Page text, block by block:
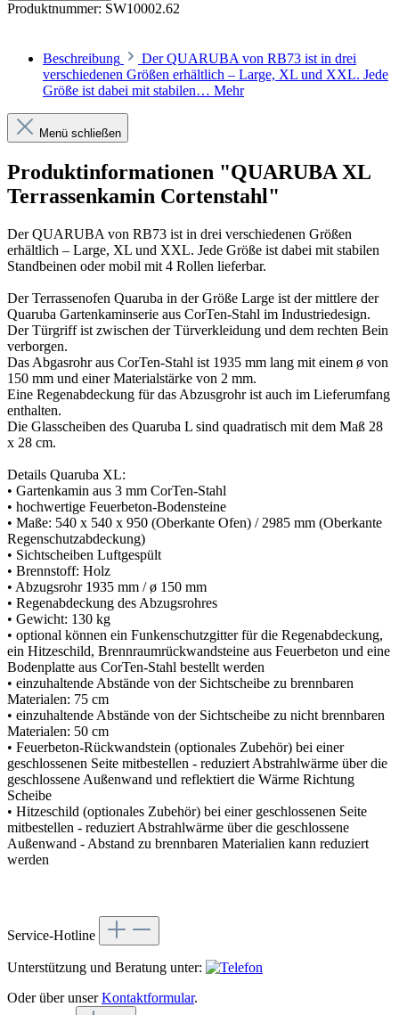
Produktnummer: SW10002.62
Beschreibung
Der QUARUBA von RB73 ist in drei
verschiedenen Größen erhältlich – Large, XL und XXL. Jede
Größe ist dabei mit stabilen… Mehr
Menü schließen
Produktinformationen "QUARUBA XL
Terrassenkamin Cortenstahl"
Der QUARUBA von RB73 ist in drei verschiedenen Größen
erhältlich – Large, XL und XXL. Jede Größe ist dabei mit stabilen
Standbeinen oder mobil mit 4 Rollen lieferbar.
Der Terrassenofen Quaruba in der Größe Large ist der mittlere der
Quaruba Gartenkaminserie aus CorTen-Stahl im Industriedesign.
Der Türgriff ist zwischen der Türverkleidung und dem rechten Bein
verborgen.
Das Abgasrohr aus CorTen-Stahl ist 1935 mm lang mit einem ø von
150 mm und einer Materialstärke von 2 mm.
Eine Regenabdeckung für das Abzusgrohr ist auch im Lieferumfang
enthalten.
Die Glasscheiben des Quaruba L sind quadratisch mit dem Maß 28
x 28 cm.
Details Quaruba XL:
• Gartenkamin aus 3 mm CorTen-Stahl
• hochwertige Feuerbeton-Bodensteine
• Maße: 540 x 540 x 950 (Oberkante Ofen) / 2985 mm (Oberkante
Regenschutzabdeckung)
• Sichtscheiben Luftgespült
• Brennstoff: Holz
• Abzugsrohr 1935 mm / ø 150 mm
• Regenabdeckung des Abzugsrohres
• Gewicht: 130 kg
• optional können ein Funkenschutzgitter für die Regenabdeckung,
ein Hitzeschild, Brennraumrückwandsteine aus Feuerbeton und eine
Bodenplatte aus CorTen-Stahl bestellt werden
• einzuhaltende Abstände von der Sichtscheibe zu brennbaren
Materialen: 75 cm
• einzuhaltende Abstände von der Sichtscheibe zu nicht brennbaren
Materialen: 50 cm
• Feuerbeton-Rückwandstein (optionales Zubehör) bei einer
geschlossenen Seite mitbestellen - reduziert Abstrahlwärme über die
geschlossene Außenwand und reflektiert die Wärme Richtung
Scheibe
• Hitzeschild (optionales Zubehör) bei einer geschlossenen Seite
mitbestellen - reduziert Abstrahlwärme über die geschlossene
Außenwand - Abstand zu brennbaren Materialien kann reduziert
werden
Service-Hotline
Unterstützung und Beratung unter:
Oder über unserKontaktformular.